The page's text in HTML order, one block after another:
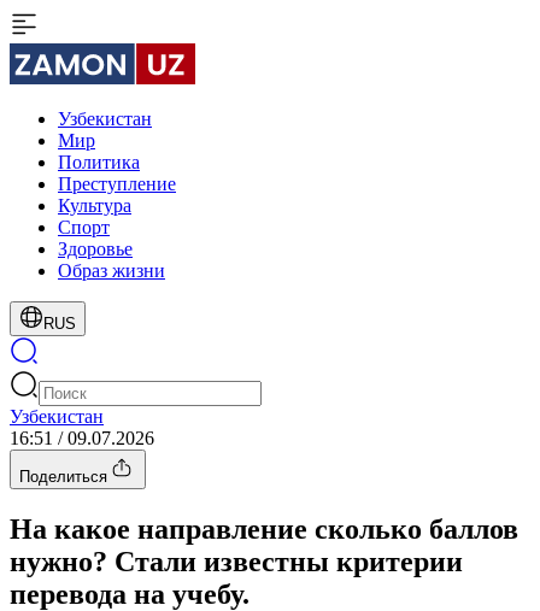
Узбекистан
Мир
Политика
Преступление
Культура
Спорт
Здоровье
Образ жизни
RUS
Узбекистан
16:51 / 09.07.2026
Поделиться
На какое направление сколько баллов
нужно? Стали известны критерии
перевода на учебу.